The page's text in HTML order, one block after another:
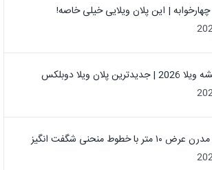
| این پلان ویلایی خیلی خاصه!
پلان ویلا دوبلکس
با خطوط منحنی شگفت انگیز